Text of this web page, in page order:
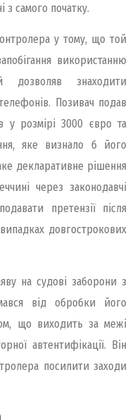
самого початку.
у тому, що той
використанню
дозволяв знаходити
Позивач подав
у розмiрi 3000 євро та
яке визнало б його
декларативне рiшення
через законодавчi
претензiї пiсля
довгострокових
на судовi заборони з
вiд обробки його
що виходить за межi
автентифiкацiї. Вiн
посилити заходи